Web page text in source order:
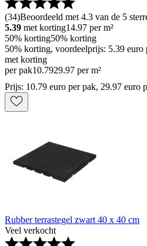
(34)Beoordeeld met 4.3 van de 5
5.39 met korting14.97 per m²
50% korting50% korting
50% korting, voordeelprijs: 5.39 euro
met korting
per pak10.7929.97 per m²
Prijs: 10.79 euro per pak, 29.97 euro
Rubber terrastegel zwart 40 x 40 cm
Veel verkocht